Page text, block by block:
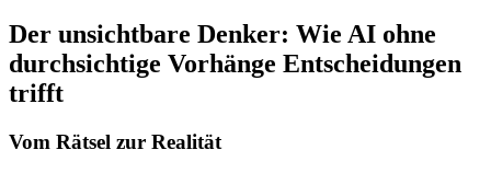
Der unsichtbare Denker: Wie AI ohne
durchsichtige Vorhänge Entscheidungen
trifft
Vom Rätsel zur Realität